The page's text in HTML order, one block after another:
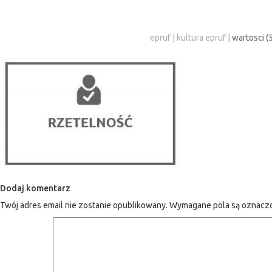
epruf kultura epruf wartosci
Dodaj komentarz
Twój adres email nie zostanie opublikowany. Wymagane pola są